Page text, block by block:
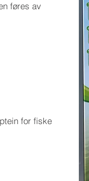
føres av
for fiske